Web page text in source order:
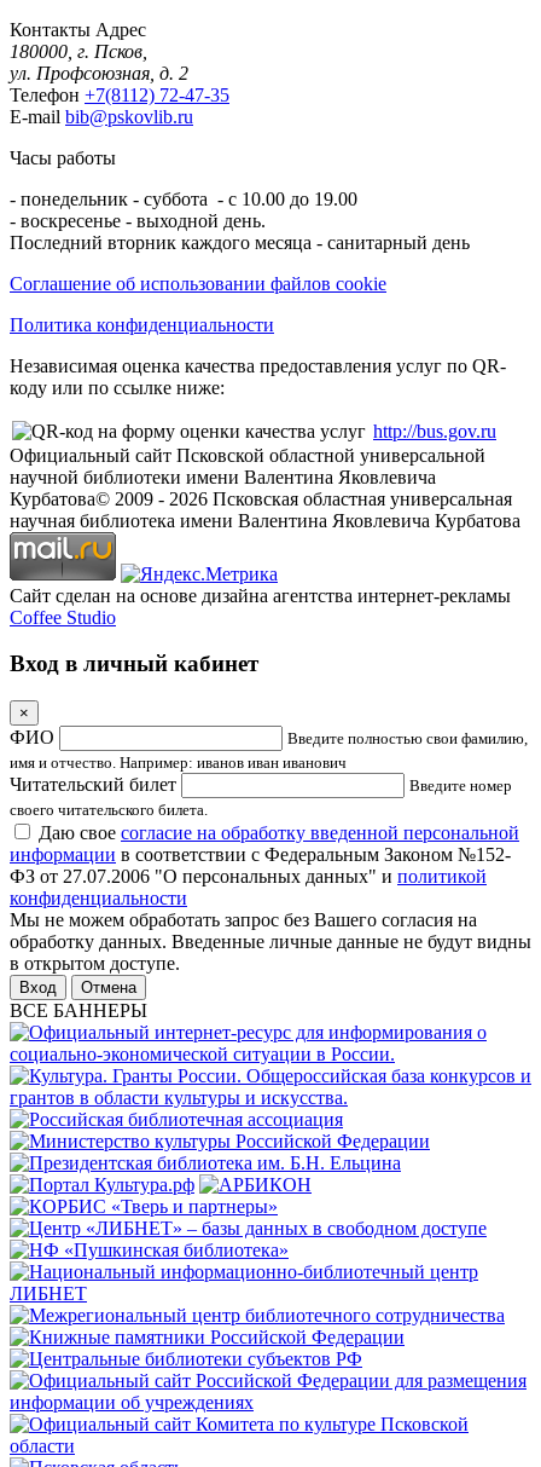
Контакты Адрес
180000, г. Псков,
ул. Профсоюзная, д. 2
Телефон +7(8112) 72-47-35
E-mail bib@pskovlib.ru
Часы работы
- понедельник - суббота - с 10.00 до 19.00
- воскресенье - выходной день.
Последний вторник каждого месяца - санитарный день
Соглашение об использовании файлов cookie
Политика конфиденциальности
Независимая оценка качества предоставления услуг по QR-
коду или по ссылке ниже:
http://bus.gov.ru
Официальный сайт Псковской областной универсальной
научной библиотеки имени Валентина Яковлевича
Курбатова© 2009 - 2026 Псковская областная универсальная
научная библиотека имени Валентина Яковлевича Курбатова
Сайт сделан на основе дизайна агентства интернет-рекламы
Coffee Studio
Вход в личный кабинет
×
ФИО
Введите полностью свои фамилию,
имя и отчество. Например: иванов иван иванович
Читательский билет
Введите номер
своего читательского билета.
Даю свое согласие на обработку введенной персональной
информации в соответствии с Федеральным Законом №152-
ФЗ от 27.07.2006 "О персональных данных" и политикой
конфиденциальности
Мы не можем обработать запрос без Вашего согласия на
обработку данных. Введенные личные данные не будут видны
в открытом доступе.
Отмена
ВСЕ БАННЕРЫ